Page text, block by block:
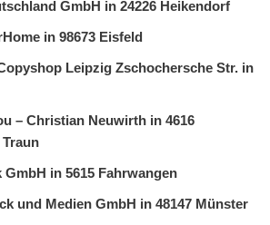
GmbH in 24226 Heikendorf
in 98673 Eisfeld
Leipzig Zschochersche Str. in
– Christian Neuwirth in 4616
in 5615 Fahrwangen
und Medien GmbH in 48147 Münster